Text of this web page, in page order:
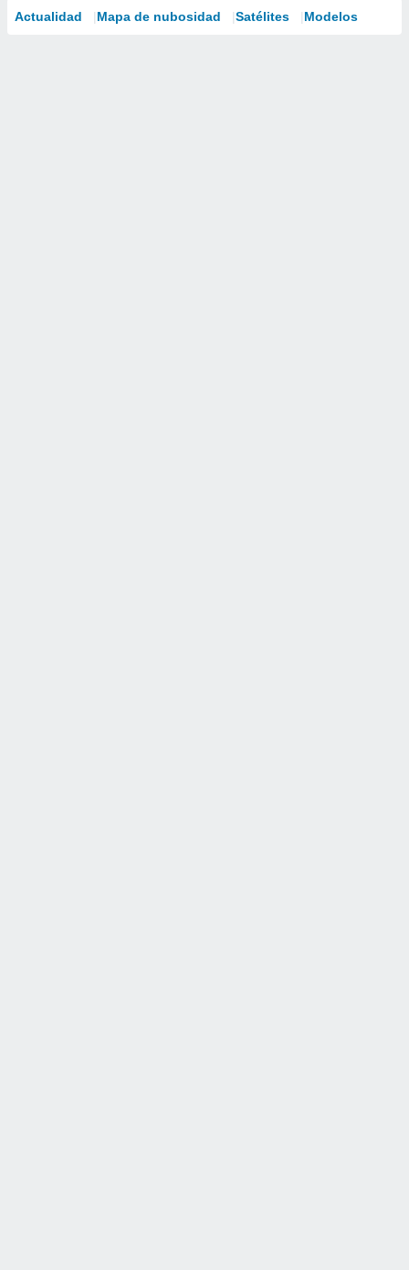
Actualidad Mapa de nubosidad Satélites Modelos